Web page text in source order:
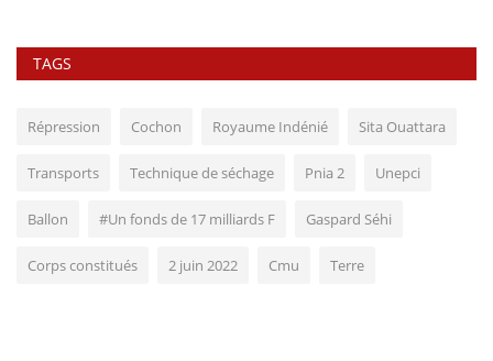
TAGS
Répression Cochon Royaume Indénié Sita Ouattara
Transports Technique de séchage Pnia 2 Unepci
Ballon #Un fonds de 17 milliards F Gaspard Séhi
Corps constitués 2 juin 2022 Cmu Terre